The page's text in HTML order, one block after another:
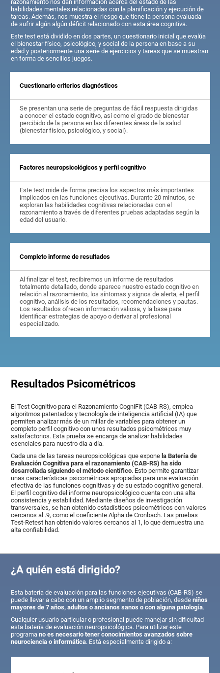
razonamiento nos dan información acerca del estado de las
habilidades mentales relacionadas con la planificación y ejecución de
tareas. Además, nos muestra el riesgo que tiene la persona evaluada
de sufrir algún algún déficit relacionado con esta área cognitiva.
Este test está dividido en dos partes, un cuestionario inicial que evalúa
el bienestar físico, psicológico, y social de la persona en base a su
edad y posteriormente una serie de ejercicios y tareas que se muestran
en forma de sencillos juegos.
Cuestionario criterios diagnósticos
Se presentan una serie de preguntas de fácil respuesta dirigidas
a conocer el estado cognitivo, así como el grado de bienestar
percibido de la persona en las diferentes áreas de la salud
(bienestar físico, psicológico, y social).
Factores neuropsicológicos y perfil cognitivo
Este test mide de forma precisa los aspectos más importantes
implicados en las funciones ejecutivas. Durante 20 minutos, se
exploran las habilidades cognitivas relacionadas con el
razonamiento a través de diferentes pruebas adaptadas según la
edad del usuario.
Completo informe de resultados
Al finalizar el test, recibiremos un informe de resultados
totalmente detallado, donde aparece nuestro estado cognitivo en
relación al razonamiento, los síntomas y signos de alerta, el perfil
cognitivo, análisis de los resultados, recomendaciones y pautas.
Los resultados ofrecen información valiosa, y la base para
identificar estrategias de apoyo o derivar al profesional
especializado.
Resultados Psicométricos
El Test Cognitivo para el Razonamiento CogniFit (CAB-RS), emplea
algoritmos patentados y tecnología de inteligencia artificial (IA) que
permiten analizar más de un millar de variables para obtener un
completo perfil cognitivo con unos resultados psicométricos muy
satisfactorios. Esta prueba se encarga de analizar habilidades
esenciales para nuestro día a día.
Cada una de las tareas neuropsicológicas que exponela Batería de
Evaluación Cognitiva para el razonamiento (CAB-RS) ha sido
desarrollada siguiendo el método científico. Esto permite garantizar
unas características psicométricas apropiadas para una evaluación
efectiva de las funciones cognitivas y de su estado cognitivo general.
El perfil cognitivo del informe neuropsicológico cuenta con una alta
consistencia y estabilidad. Mediante diseños de investigación
transversales, se han obtenido estadísticos psicométricos con valores
cercanos al .9, como el coeficiente Alpha de Cronbach. Las pruebas
Test-Retest han obtenido valores cercanos al 1, lo que demuestra una
alta confiabilidad.
¿A quién está dirigido?
Esta batería de evaluación para las funciones ejecutivas (CAB-RS) se
puede llevar a cabo con un amplio segmento de población, desdeniños
mayores de 7 años, adultos o ancianos sanos o con alguna patología.
Cualquier usuario particular o profesional puede manejar sin dificultad
esta batería de evaluación neuropsicológica. Para utilizar este
programano es necesario tener conocimientos avanzados sobre
neurociencia o informática. Está especialmente dirigido a: